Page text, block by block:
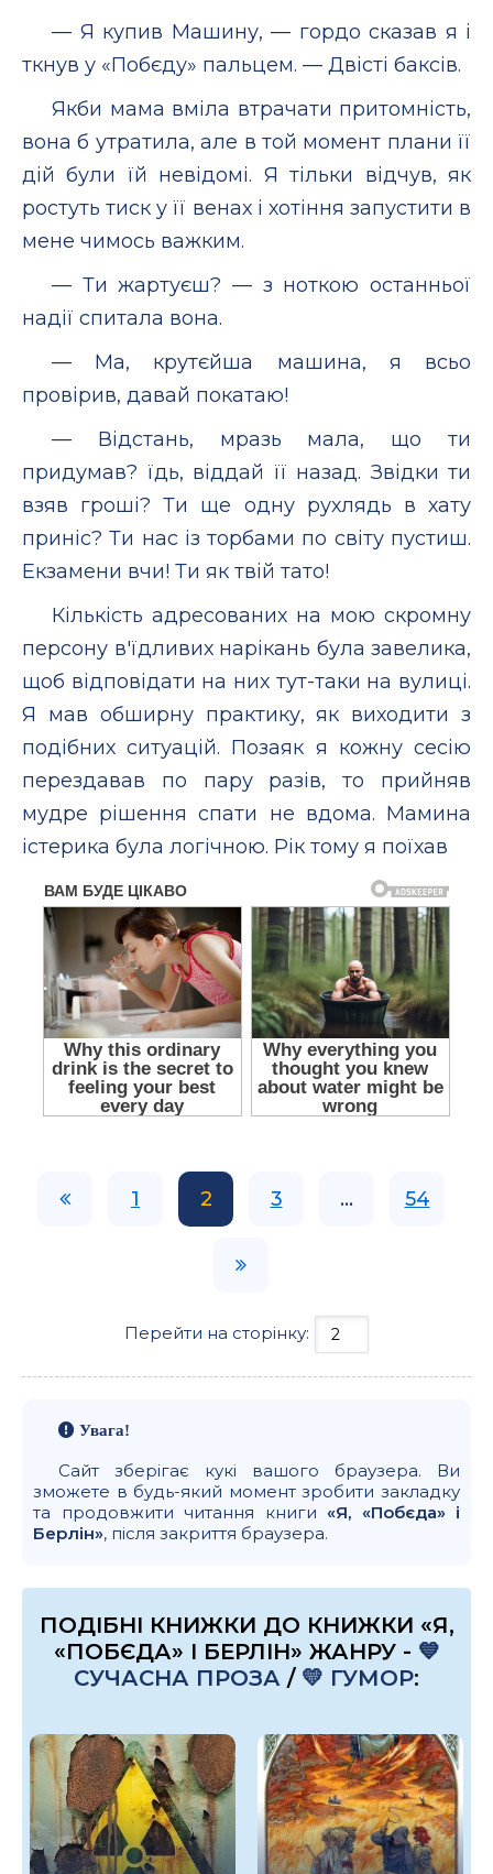
— Я купив Машину, — гордо сказав я і
ткнув у «Побєду» пальцем. — Двісті баксів.
Якби мама вміла втрачати притомність,
вона б утратила, але в той момент плани її
дій були їй невідомі. Я тільки відчув, як
ростуть тиск у її венах і хотіння запустити в
мене чимось важким.
— Ти жартуєш? — з ноткою останньої
надії спитала вона.
— Ма, крутєйша машина, я всьо
провірив, давай покатаю!
— Відстань, мразь мала, що ти
придумав? їдь, віддай її назад. Звідки ти
взяв гроші? Ти ще одну рухлядь в хату
приніс? Ти нас із торбами по світу пустиш.
Екзамени вчи! Ти як твій тато!
Кількість адресованих на мою скромну
персону в'їдливих нарікань була завелика,
щоб відповідати на них тут-таки на вулиці.
Я мав обширну практику, як виходити з
подібних ситуацій. Позаяк я кожну сесію
перездавав по пару разів, то прийняв
мудре рішення спати не вдома. Мамина
істерика була логічною. Рік тому я поїхав
1 2 3 ... 54
Перейти на сторінку:
Увага!
Сайт зберігає кукі вашого браузера. Ви
зможете в будь-який момент зробити закладку
та продовжити читання книги «Я, «Побєда» і
Берлін», після закриття браузера.
ПОДІБНІ КНИЖКИ ДО КНИЖКИ «Я,
«ПОБЄДА» І БЕРЛІН» ЖАНРУ - 💙
СУЧАСНА ПРОЗА / 💛 ГУМОР: